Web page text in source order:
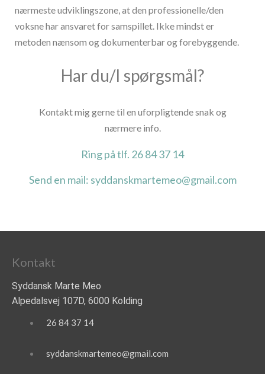
nærmeste udviklingszone, at den professionelle/den
voksne har ansvaret for samspillet. Ikke mindst er
metoden nænsom og dokumenterbar og forebyggende.
Har du/I spørgsmål?
Kontakt mig gerne til en uforpligtende snak og
nærmere info.
Ring på tlf. 26 84 37 14
Send en mail: syddanskmartemeo@gmail.com
Kontakt
Syddansk Marte Meo
Alpedalsvej 107D, 6000 Kolding
26 84 37 14
syddanskmartemeo@gmail.com